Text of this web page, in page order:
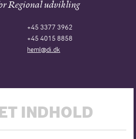
Regional udvikling
+45 3377 3962
+45 4015 8858
heml@di.dk
INDHOLD